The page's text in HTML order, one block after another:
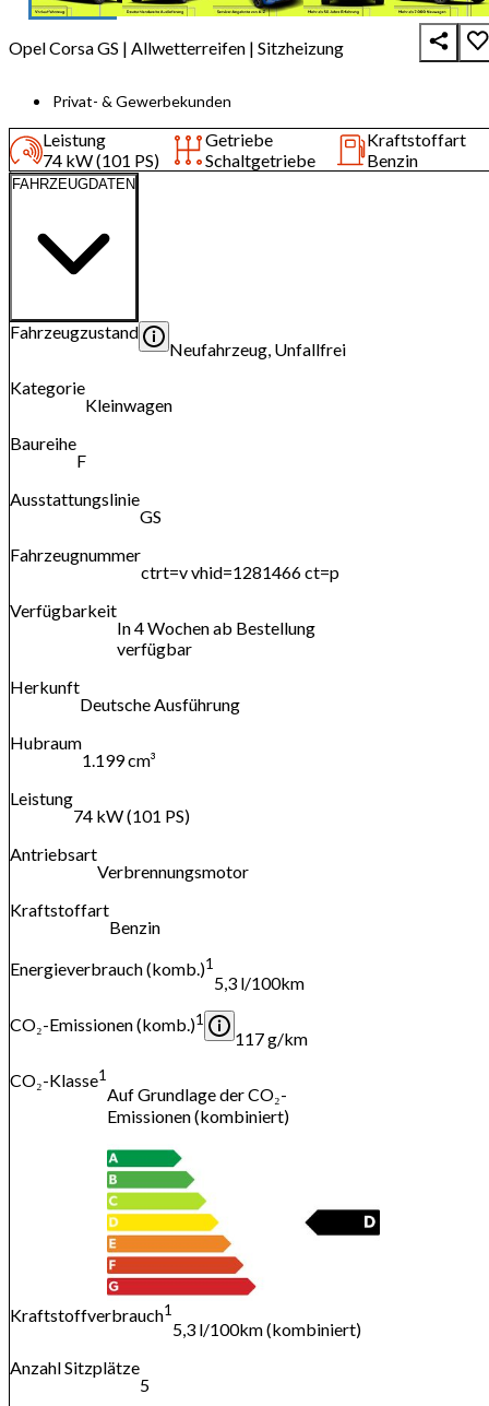
Opel Corsa GS | Allwetterreifen | Sitzheizung
Privat- & Gewerbekunden
Leistung
74 kW (101 PS)
Getriebe
Schaltgetriebe
Kraftstoffart
Benzin
FAHRZEUGDATEN
Fahrzeugzustand
Neufahrzeug, Unfallfrei
Kategorie
Kleinwagen
Baureihe
F
Ausstattungslinie
GS
Fahrzeugnummer
ctrt=v vhid=1281466 ct=p
Verfügbarkeit
In 4 Wochen ab Bestellung
verfügbar
Herkunft
Deutsche Ausführung
Hubraum
1.199 cm³
Leistung
74 kW (101 PS)
Antriebsart
Verbrennungsmotor
Kraftstoffart
Benzin
Energieverbrauch (komb.)1
5,3 l/100km
CO₂-Emissionen (komb.)1
117 g/km
CO₂-Klasse1
Auf Grundlage der CO₂-
Emissionen (kombiniert)
Kraftstoffverbrauch1
5,3 l/100km (kombiniert)
Anzahl Sitzplätze
5